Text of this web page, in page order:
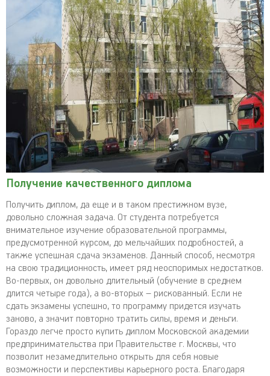
Получение качественного диплома
Получить диплом, да еще и в таком престижном вузе,
довольно сложная задача. От студента потребуется
внимательное изучение образовательной программы,
предусмотренной курсом, до мельчайших подробностей, а
также успешная сдача экзаменов. Данный способ, несмотря
на свою традиционность, имеет ряд неоспоримых недостатков.
Во-первых, он довольно длительный (обучение в среднем
длится четыре года), а во-вторых – рискованный. Если не
сдать экзамены успешно, то программу придется изучать
заново, а значит повторно тратить силы, время и деньги.
Гораздо легче просто купить диплом Московской академии
предпринимательства при Правительстве г. Москвы, что
позволит незамедлительно открыть для себя новые
возможности и перспективы карьерного роста. Благодаря